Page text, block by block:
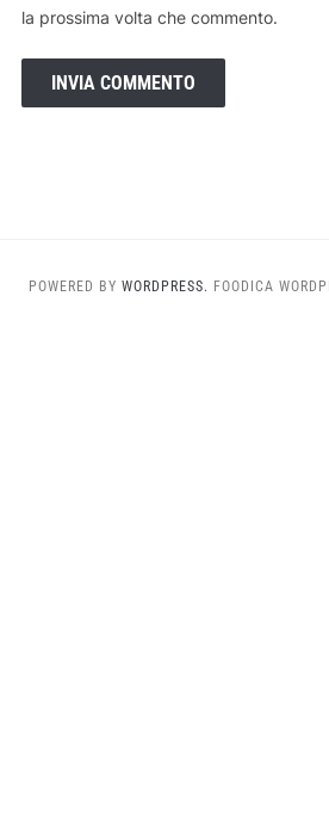
la prossima volta che commento.
POWERED BY WORDPRESS. FOODICA